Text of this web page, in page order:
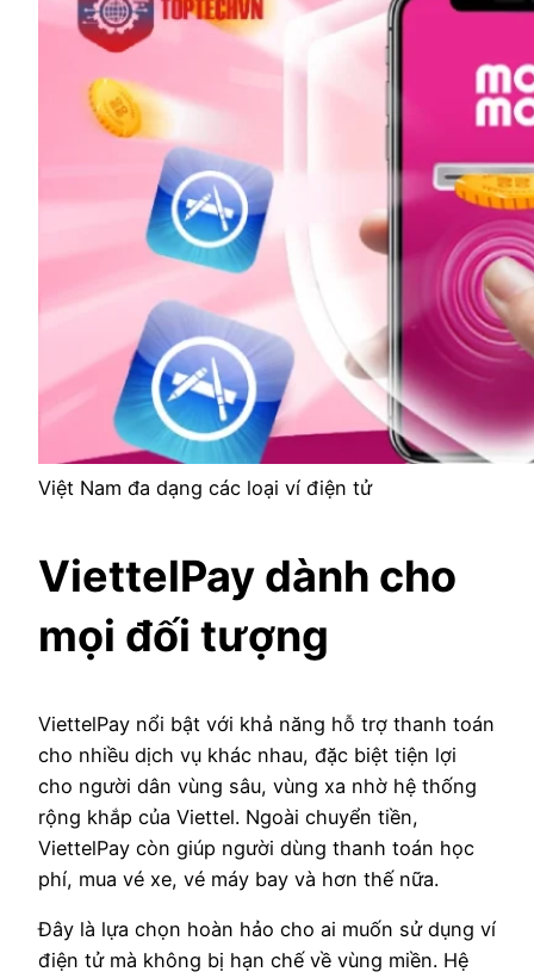
Việt Nam đa dạng các loại ví điện tử
ViettelPay dành cho
mọi đối tượng
ViettelPay nổi bật với khả năng hỗ trợ thanh toán
cho nhiều dịch vụ khác nhau, đặc biệt tiện lợi
cho người dân vùng sâu, vùng xa nhờ hệ thống
rộng khắp của Viettel. Ngoài chuyển tiền,
ViettelPay còn giúp người dùng thanh toán học
phí, mua vé xe, vé máy bay và hơn thế nữa.
Đây là lựa chọn hoàn hảo cho ai muốn sử dụng ví
điện tử mà không bị hạn chế về vùng miền. Hệ